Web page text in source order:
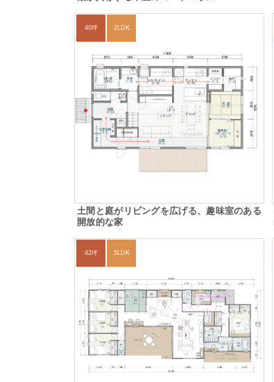
40坪 2LDK
土間と庭がリビングを広げる、趣味室のある
開放的な家
42坪 5LDK